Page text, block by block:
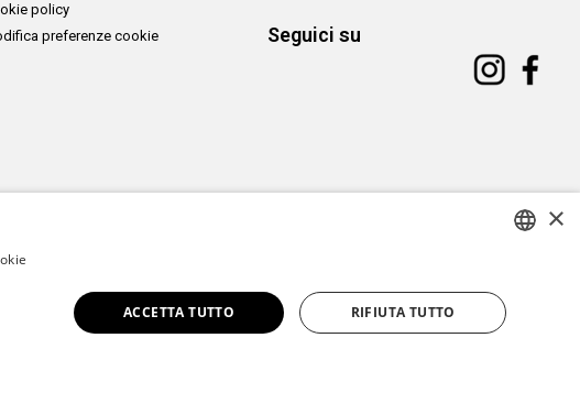
policy
preferenze cookie
Seguici su
Website developmentEmotion Design+TUB design
ENGLISH
×
ACCETTA TUTTO RIFIUTA TUTTO